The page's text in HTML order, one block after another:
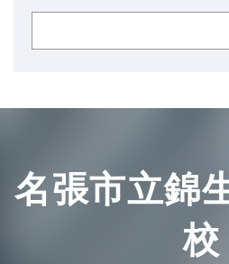
名張市立錦
校